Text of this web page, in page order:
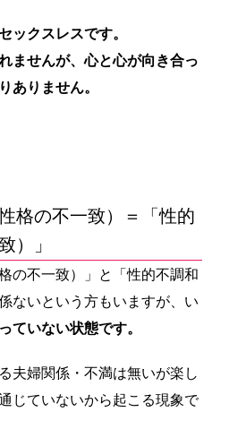
ックスレスです。
ませんが、心と心が向き合っ
ありません。
格の不一致）＝「性的
）」
の不一致）」と「性的不調和
ないという方もいますが、い
ていない状態です。
夫婦関係・不満は無いが楽し
じていないから起こる現象で